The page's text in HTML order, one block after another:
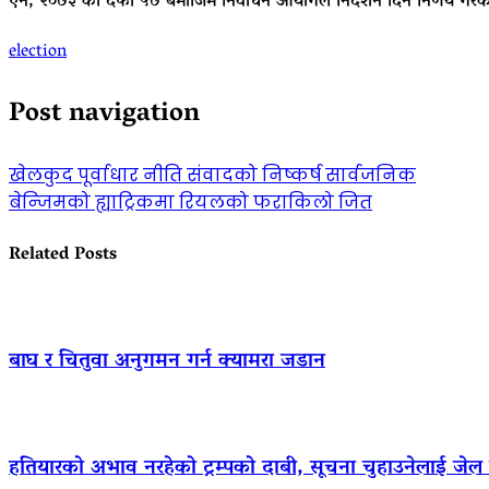
election
Post navigation
खेलकुद पूर्वाधार नीति संवादको निष्कर्ष सार्वजनिक
बेन्जिमको ह्याट्रिकमा रियलको फराकिलो जित
Related Posts
बाघ र चितुवा अनुगमन गर्न क्यामरा जडान
हतियारको अभाव नरहेको ट्रम्पको दाबी, सूचना चुहाउनेलाई